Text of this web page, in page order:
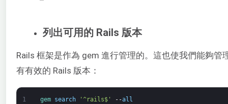
列出可用的 Rails 版本
Rails 框架是作為 gem 進行管理的。這也使我們能夠管
有有效的 Rails 版本：
1 gem search '^rails$' --all